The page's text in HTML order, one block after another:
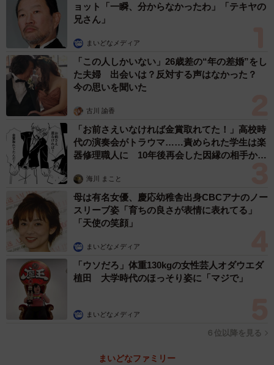
ョット「一瞬、分からなかったわ」「テキヤの
兄さん」
まいどなメディア
「この人しかいない」26歳差の“年の差婚”をし
た夫婦 出会いは？反対する声はなかった？
今の思いを聞いた
古川 諭香
「お前さえいなければ金賞取れてた！」高校時
代の演奏会がトラウマ……責められた学生は楽
器修理職人に 10年後再会した因縁の相手から
海川 まこと
母は有名女優、慶応幼稚舎出身CBCアナのノー
スリーブ姿「育ちの良さが表情に表れてる」
「天使の笑顔」
まいどなメディア
「ウソだろ」体重130kgの女性芸人オダウエダ
植田 大学時代のほっそり姿に「マジで」
まいどなメディア
６位以降を見る
まいどなファミリー